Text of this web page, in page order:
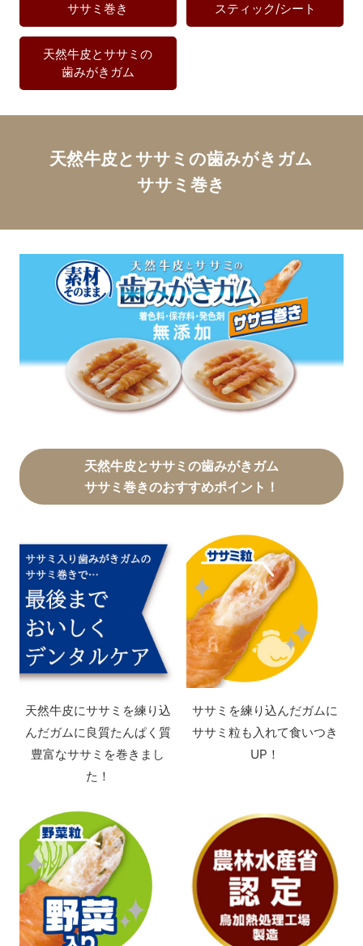
ササミ巻き
スティック/シート
天然牛皮とササミの
歯みがきガム
天然牛皮とササミの歯みがきガム
ササミ巻き
天然牛皮とササミの歯みがきガム
ササミ巻きのおすすめポイント！
天然牛皮にササミを練り込
んだガムに良質たんぱく質
豊富なササミを巻きまし
た！
ササミを練り込んだガムに
ササミ粒も入れて食いつき
UP！